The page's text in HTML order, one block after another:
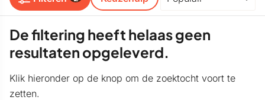
De filtering heeft helaas geen
resultaten opgeleverd.
Klik hieronder op de knop om de zoektocht voort te
zetten.